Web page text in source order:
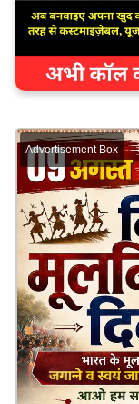
Advertisement Box